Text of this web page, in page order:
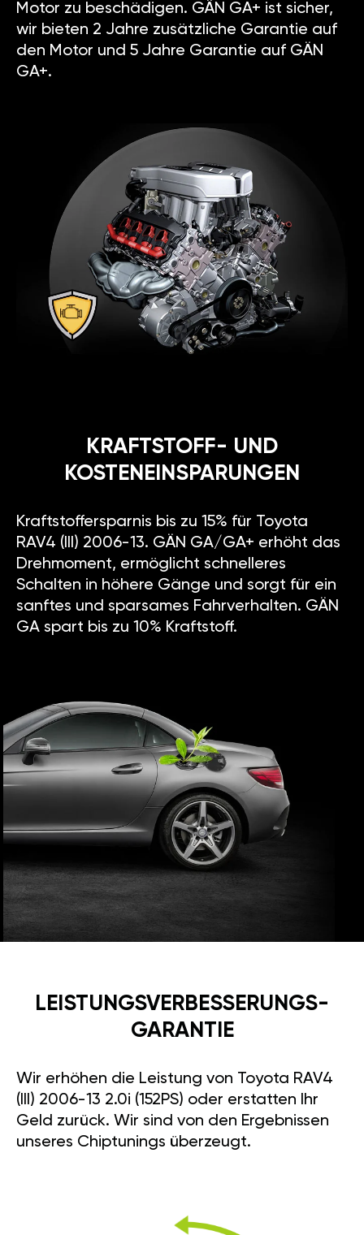
Motor zu beschädigen. GÄN GA+ ist sicher,
wir bieten 2 Jahre zusätzliche Garantie auf
den Motor und 5 Jahre Garantie auf GÄN
GA+.
KRAFTSTOFF- UND
KOSTENEINSPARUNGEN
Kraftstoffersparnis bis zu 15% für Toyota
RAV4 (III) 2006-13. GÄN GA/GA+ erhöht das
Drehmoment, ermöglicht schnelleres
Schalten in höhere Gänge und sorgt für ein
sanftes und sparsames Fahrverhalten. GÄN
GA spart bis zu 10% Kraftstoff.
LEISTUNGSVERBESSE­RUNGS­
GARANTIE
Wir erhöhen die Leistung von Toyota RAV4
(III) 2006-13 2.0i (152PS) oder erstatten Ihr
Geld zurück. Wir sind von den Ergebnissen
unseres Chiptunings überzeugt.